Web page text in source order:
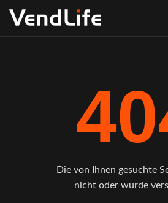
Die von Ihnen gesuchte
nicht oder wurde